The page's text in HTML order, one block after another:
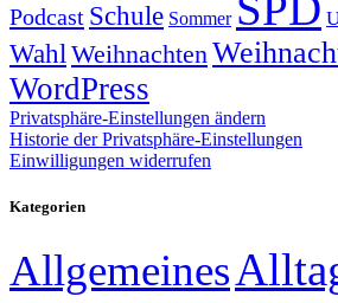
Podcast Schule Sommer
Wahl Weihnachten
WordPress
Privatsphäre-Einstellungen ändern
Historie der Privatsphäre-Einstellungen
Einwilligungen widerrufen
Kategorien
Allgemeines